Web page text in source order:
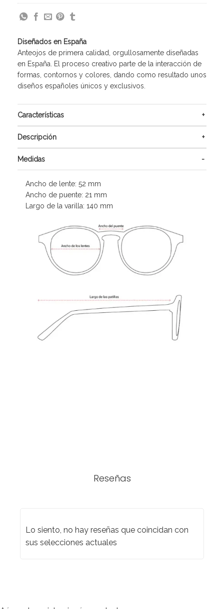
Diseñados en España
Anteojos de primera calidad, orgullosamente diseñadas
en España. El proceso creativo parte de la interacción de
formas, contornos y colores, dando como resultado unos
diseños españoles únicos y exclusivos.
Características
Descripción
Medidas
Ancho de lente: 52 mm
Ancho de puente: 21 mm
Largo de la varilla: 140 mm
Reseñas
Lo siento, no hay reseñas que coincidan con
sus selecciones actuales